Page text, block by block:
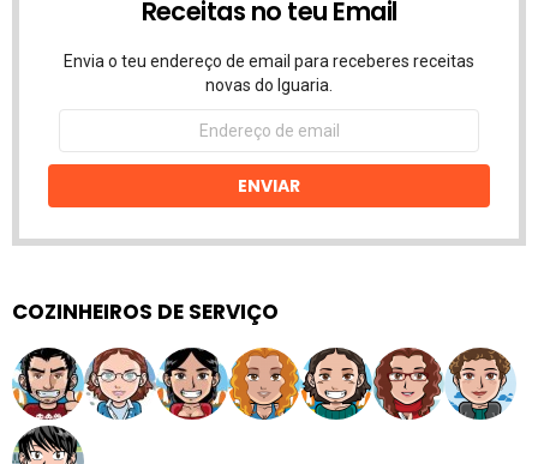
Receitas no teu Email
Envia o teu endereço de email para receberes receitas
novas do Iguaria.
Endereço
email
ENVIAR
COZINHEIROS DE SERVIÇO